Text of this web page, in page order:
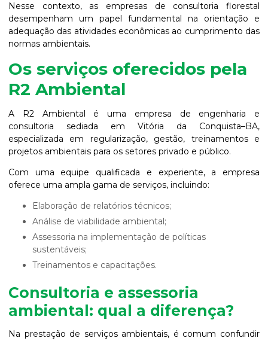
Nesse contexto, as empresas de consultoria florestal
desempenham um papel fundamental na orientação e
adequação das atividades econômicas ao cumprimento das
normas ambientais.
Os serviços oferecidos pela
R2 Ambiental
A R2 Ambiental é uma empresa de engenharia e
consultoria sediada em Vitória da Conquista–BA,
especializada em regularização, gestão, treinamentos e
projetos ambientais para os setores privado e público.
Com uma equipe qualificada e experiente, a empresa
oferece uma ampla gama de serviços, incluindo:
Elaboração de relatórios técnicos;
Análise de viabilidade ambiental;
Assessoria na implementação de políticas
sustentáveis;
Treinamentos e capacitações.
Consultoria e assessoria
ambiental: qual a diferença?
Na prestação de serviços ambientais, é comum confundir